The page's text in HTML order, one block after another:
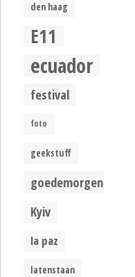
den haag
E11
ecuador
festival
foto
geekstuff
goedemorgen
Kyiv
la paz
latenstaan